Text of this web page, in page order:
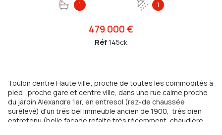
1 1
479 000 €
Réf145ck
Toulon centre Haute ville; proche de toutes les commodités à
pied , proche gare et centre ville, dans une rue calme proche
du jardin Alexandre 1er, en entresol (rez-de chaussée
surélevé) d'un trés bel immeuble ancien de 1900, très bien
entretenu (belle façade refaite très récemment, chaudière